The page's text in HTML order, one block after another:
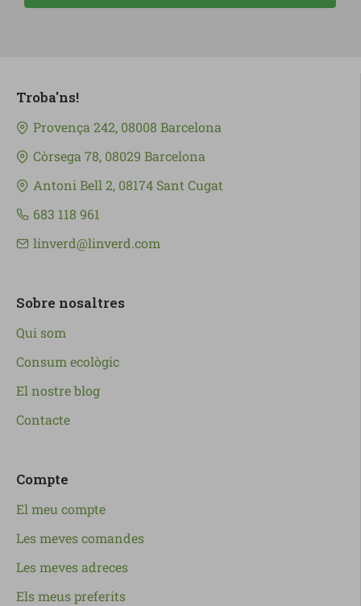
Troba'ns!
Provença 242, 08008 Barcelona
Còrsega 78, 08029 Barcelona
Antoni Bell 2, 08174 Sant Cugat
683 118 961
linverd@linverd.com
Sobre nosaltres
Qui som
Consum ecològic
El nostre blog
Contacte
Compte
El meu compte
Les meves comandes
Les meves adreces
Els meus preferits